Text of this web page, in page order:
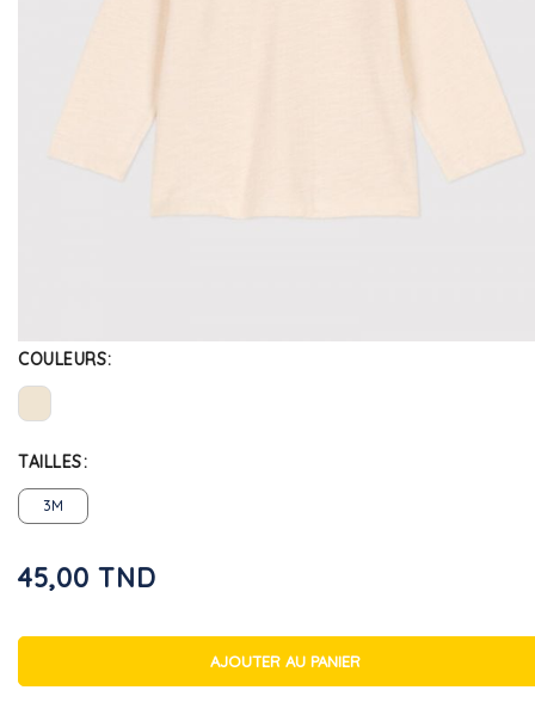
COULEURS
TAILLES
3M
45,00 TND
AJOUTER AU PANIER